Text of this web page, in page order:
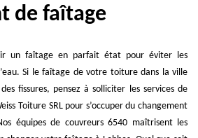
de faîtage
un faîtage en parfait état pour éviter les
Si le faîtage de votre toiture dans la ville
fissures, pensez à solliciter les services de
Toiture SRL pour s’occuper du changement
équipes de couvreurs 6540 maîtrisent les